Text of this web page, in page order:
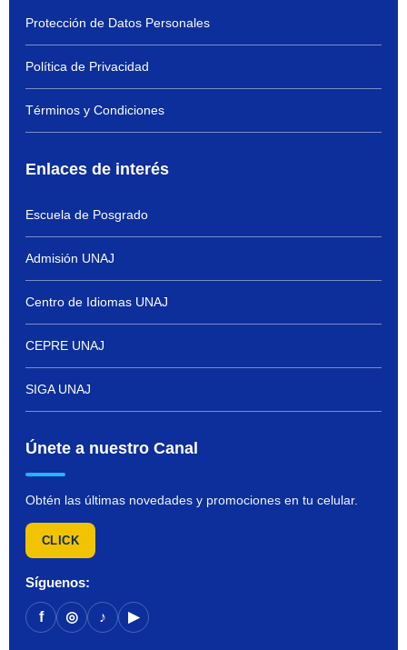
Protección de Datos Personales
Política de Privacidad
Términos y Condiciones
Enlaces de interés
Escuela de Posgrado
Admisión UNAJ
Centro de Idiomas UNAJ
CEPRE UNAJ
SIGA UNAJ
Únete a nuestro Canal
Obtén las últimas novedades y promociones en tu celular.
CLICK
Síguenos:
f ◎ ♪ ▶